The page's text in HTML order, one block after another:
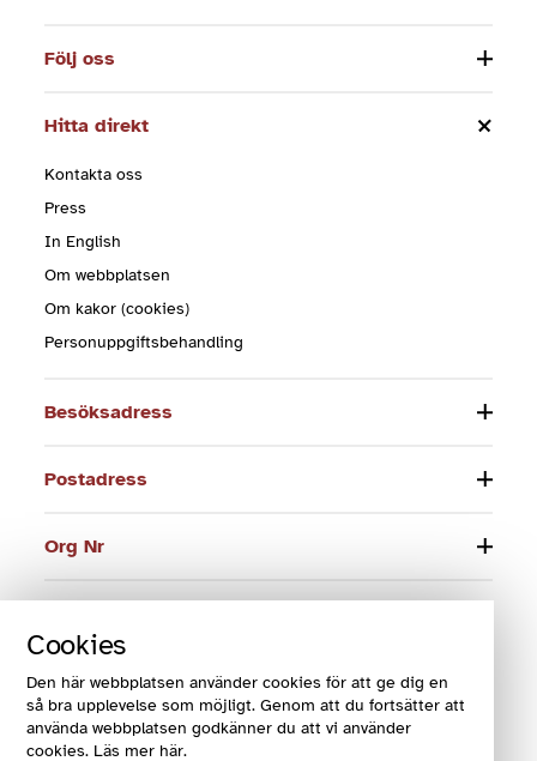
Cookies
Den här webbplatsen använder cookies för att ge dig en
så bra upplevelse som möjligt. Genom att du fortsätter att
använda webbplatsen godkänner du att vi använder
cookies. Läs mer här.
Följ oss
Hitta direkt
Kontakta oss
Press
In English
Om webbplatsen
Om kakor (cookies)
Personuppgiftsbehandling
Besöksadress
Postadress
Org Nr
E-post